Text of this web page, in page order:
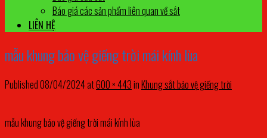
Báo giá các sản phẩm liên quan về sắt
LIÊN HỆ
mẫu khung bảo vệ giếng trời mái kính lùa
Published08/04/2024at600 × 443inKhung sắt bảo vệ giếng trời
mẫu khung bảo vệ giếng trời mái kính lùa